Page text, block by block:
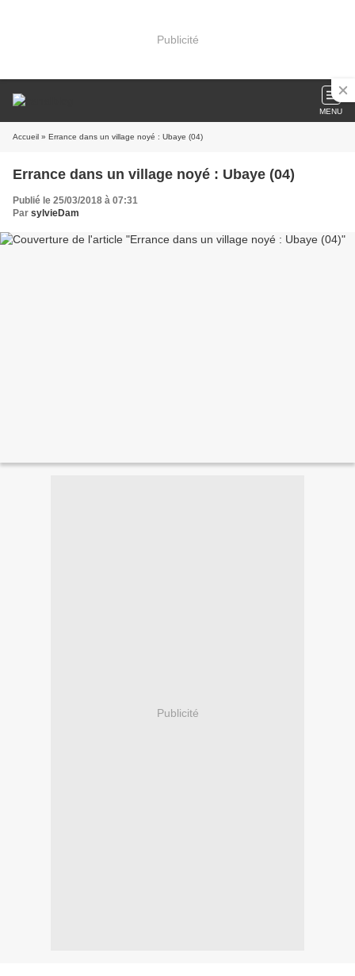
Publicité
MENU
Accueil » Errance dans un village noyé : Ubaye (04)
Errance dans un village noyé : Ubaye (04)
Publié le 25/03/2018 à 07:31
Par sylvieDam
Publicité